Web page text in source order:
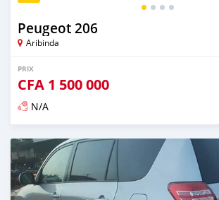
Peugeot 206
Aribinda
PRIX
CFA 1 500 000
N/A
Publié il y a presque 6 ans